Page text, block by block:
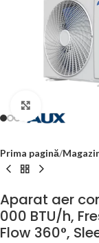
Prima pagină
Aparat aer
000 BTU/h,
Flow 360°,